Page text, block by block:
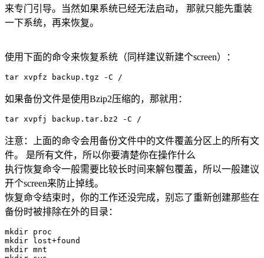
来专门引导。当然如果系统已经无法启动， 那就只能先重装
一下系统，再来恢复。
使用下面的命令来恢复系统（同样建议新建个screen）：
tar xvpfz backup.tgz -C /
如果备份文件是使用Bzip2压缩的，那就用：
tar xvpfj backup.tar.bz2 -C /
注意：上面的命令会用备份文件中的文件覆盖分区上的所有文
件。 是所有文件，所以你要清楚你在操作什么
执行恢复命令一般需要比较长时间来解包覆盖，所以一般建议
开个screen来防止掉线。
恢复命令结束时，你的工作还没完成，别忘了重新创建那些在
备份时被排除在外的目录：
mkdir proc
mkdir lost+found
mkdir mnt